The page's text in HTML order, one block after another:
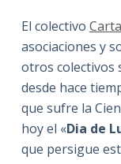
El colectivo
asociaciones y
otros colectivos
desde hace
que sufre la
hoy el «Dia de
que persigue